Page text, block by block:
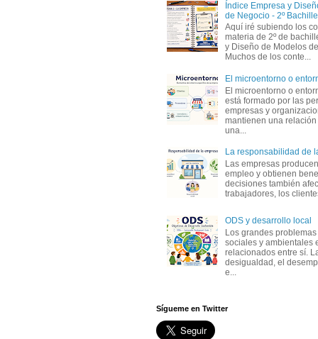
Índice Empresa y
de Negocio - 2º
Aquí iré subiendo los
materia de 2º de
y Diseño de Modelos
Muchos de los conte...
El microentorno o
El microentorno o
está formado por las
empresas y
mantienen una
una...
La responsabilidad de
Las empresas
empleo y obtienen
decisiones también
trabajadores, los
ODS y desarrollo local
Los grandes
sociales y ambientales
relacionados entre sí.
desigualdad, el
e...
Sígueme en Twitter